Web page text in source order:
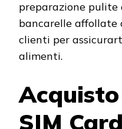
preparazione pulite
bancarelle affollate
clienti per
alimenti.
SIM